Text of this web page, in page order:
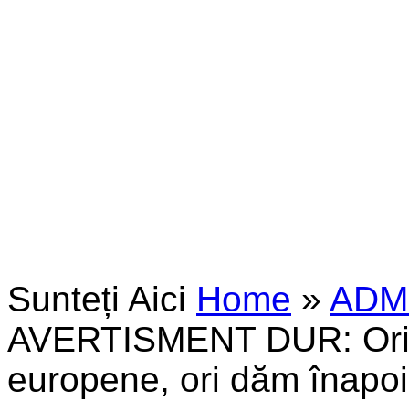
Sunteți Aici Home »
AVERTISMENT DUR:
europene, ori dăm